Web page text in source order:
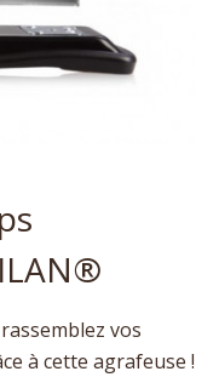
vos
à cette agrafeuse !